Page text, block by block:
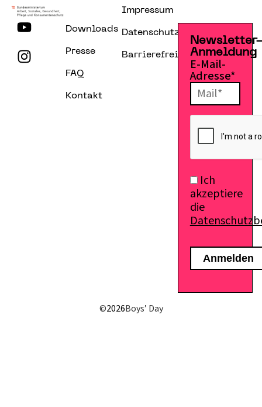
Downloads
Presse
FAQ
Kontakt
Impressum
Datenschutzerklärung
Barrierefreiheitserklärung
Anmeldung
E-Mail-
Adresse*
Ich
akzeptiere
die
©2026Boys’ Day